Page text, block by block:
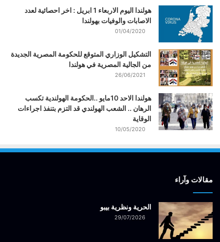
هولندا اليوم الاربعاء 1 ابريل : اخر احصائية لعدد
الاصابات والوفيات بهولندا
01/04/2020
التشكيل الوزاري المتوقع للحكومة المصرية الجديدة
من الجالية المصرية في هولندا
26/06/2021
هولندا الاحد 10مايو ..الحكومة الهولندية تكسب
الرهان .. الشعب الهولندي قد التزم بتنفذ اجراءات
الوقاية
10/05/2020
مقالات وآراء
الحرية ونظرية بيبو
29/07/2026